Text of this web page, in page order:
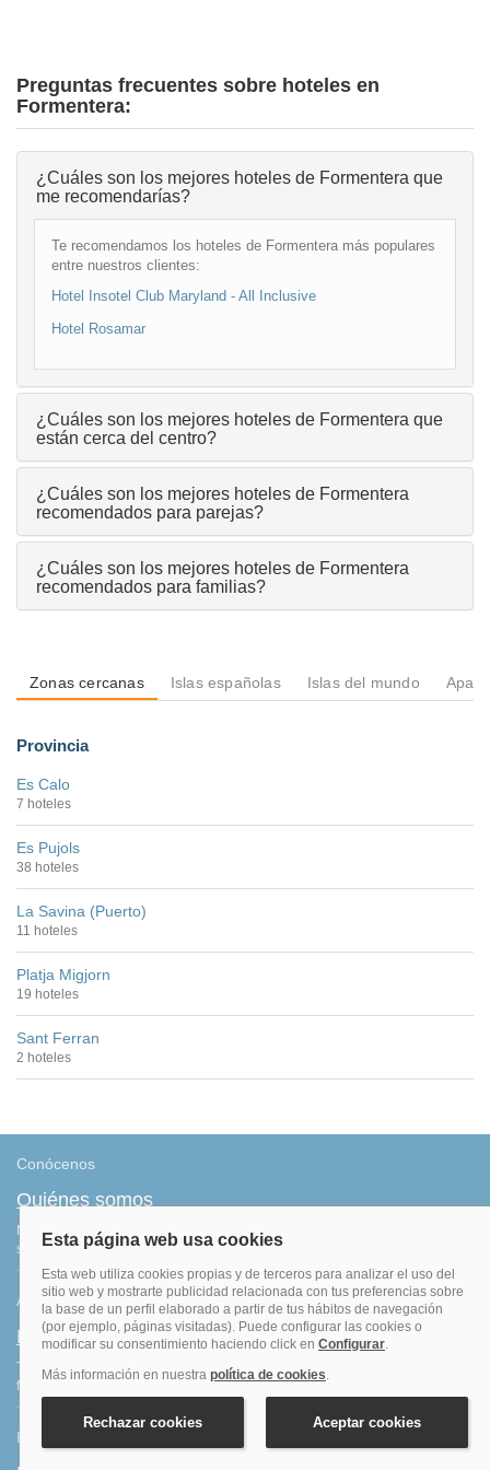
Preguntas frecuentes sobre hoteles en
Formentera:
¿Cuáles son los mejores hoteles de Formentera que
me recomendarías?
Te recomendamos los hoteles de Formentera más populares
entre nuestros clientes:
Hotel Insotel Club Maryland - All Inclusive
Hotel Rosamar
¿Cuáles son los mejores hoteles de Formentera que
están cerca del centro?
¿Cuáles son los mejores hoteles de Formentera
recomendados para parejas?
¿Cuáles son los mejores hoteles de Formentera
recomendados para familias?
Zonas cercanas Islas españolas Islas del mundo
Provincia
Es Calo
7 hoteles
Es Pujols
38 hoteles
La Savina (Puerto)
11 hoteles
Platja Migjorn
19 hoteles
Sant Ferran
2 hoteles
Conócenos
Quiénes somos
Más de 500.000 clientes satisfechos. Confirmación inmediata, total
seguridad y garantía. Sin sorpresas.
Ahorro
Fidelización
Tenemos el programa que te da más saldo por todas tus reservas
finalizadas. Consigue más por lo que ya haces: ¡viajar!
Blog de viajes